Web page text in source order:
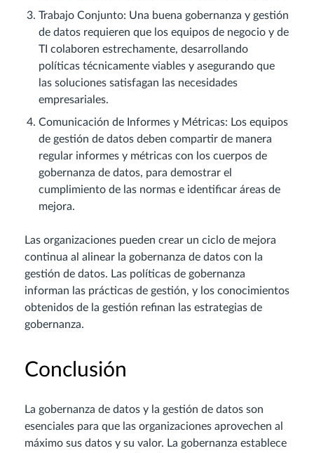
Trabajo Conjunto: Una buena gobernanza y gestión
de datos requieren que los equipos de negocio y de
TI colaboren estrechamente, desarrollando
políticas técnicamente viables y asegurando que
las soluciones satisfagan las necesidades
empresariales.
Comunicación de Informes y Métricas: Los equipos
de gestión de datos deben compartir de manera
regular informes y métricas con los cuerpos de
gobernanza de datos, para demostrar el
cumplimiento de las normas e identificar áreas de
mejora.
Las organizaciones pueden crear un ciclo de mejora
continua al alinear la gobernanza de datos con la
gestión de datos. Las políticas de gobernanza
informan las prácticas de gestión, y los conocimientos
obtenidos de la gestión refinan las estrategias de
gobernanza.
Conclusión
La gobernanza de datos y la gestión de datos son
esenciales para que las organizaciones aprovechen al
máximo sus datos y su valor. La gobernanza establece